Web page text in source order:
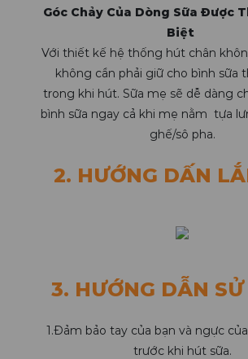
Góc Chảy Của Dòng Sữa Được
Biệt
Với thiết kế hệ thống hút chân
không cần phải giữ cho bình sữa
trong khi hút. Sữa mẹ sẽ dễ dàng
bình sữa ngay cả khi mẹ nằm tựa
ghế/sô pha.
2. HƯỚNG DẤN
3. HƯỚNG DẪN
1.Đảm bảo tay của bạn và ngực
trước khi hút sữa.